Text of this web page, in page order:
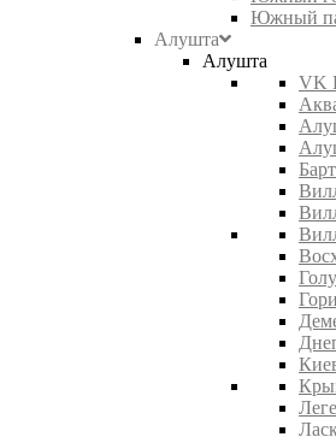
Южный
Алушта
Алушта
VK